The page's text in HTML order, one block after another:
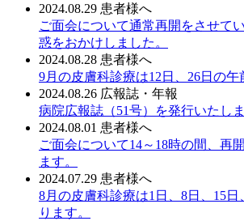
2024.08.29 患者様へ
ご面会について通常再開をさせて
惑をおかけしました。
2024.08.28 患者様へ
9月の皮膚科診療は12日、26日の午
2024.08.26 広報誌・年報
病院広報誌（51号）を発行いたしま
2024.08.01 患者様へ
ご面会について14～18時の間、再
ます。
2024.07.29 患者様へ
8月の皮膚科診療は1日、8日、15日
ります。